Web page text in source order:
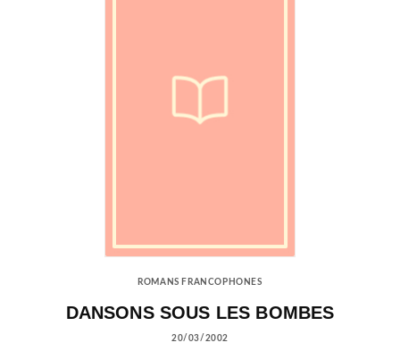
ROMANS FRANCOPHONES
DANSONS SOUS LES BOMBES
20/03/2002